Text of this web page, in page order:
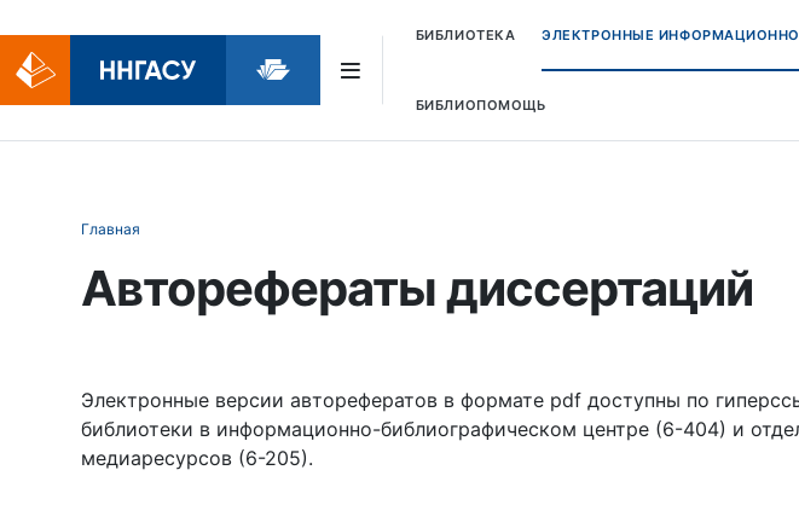
БИБЛИОТЕКА ЭЛЕКТРОННЫЕ
БИБЛИОПОМОЩЬ
Главная
Авторефераты диссертаций
Электронные версии авторефератов в формате pdf доступны по
библиотеки в информационно-библиографическом центре (6-404) и
медиаресурсов (6-205).